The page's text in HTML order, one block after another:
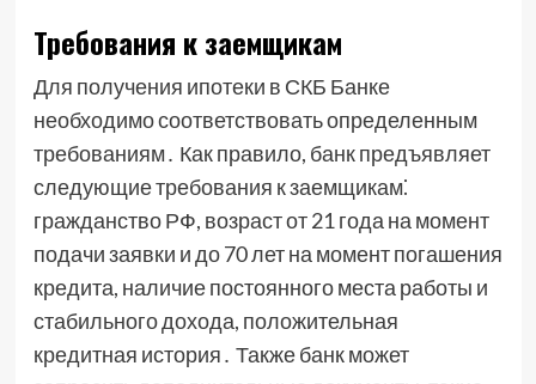
Требования к заемщикам
Для получения ипотеки в СКБ Банке
необходимо соответствовать определенным
требованиям․ Как правило, банк предъявляет
следующие требования к заемщикам⁚
гражданство РФ, возраст от 21 года на момент
подачи заявки и до 70 лет на момент погашения
кредита, наличие постоянного места работы и
стабильного дохода, положительная
кредитная история․ Также банк может